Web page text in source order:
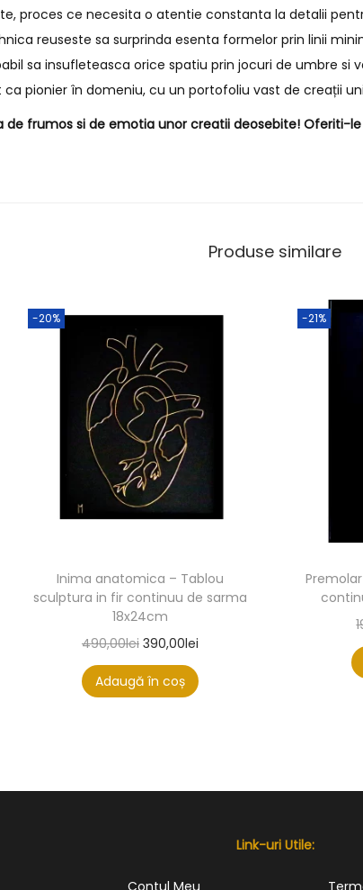
proces ce necesita o atentie constanta la detalii
reuseste sa surprinda esenta formelor prin linii
sa insufleteasca orice spatiu prin jocuri de umbre si
pionier în domeniu, cu un portofoliu vast de creații
de frumos si de emotia unor creatii deosebite! Oferiti-
Produse similare
-20%
Inima anatomica – Tablou
sculptura in fir continuu de sarma
18x24cm
490,00lei 390,00lei
Adaugă în coș
-21%
Link-uri Utile:
Contul Meu